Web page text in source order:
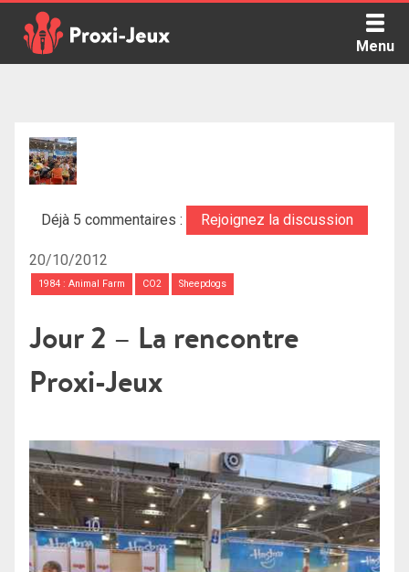
content
Menu
Déjà 5 commentaires : Rejoignez la discussion
20/10/2012
1984 : Animal Farm CO2 Sheepdogs
Jour 2 – La rencontre
Proxi-Jeux